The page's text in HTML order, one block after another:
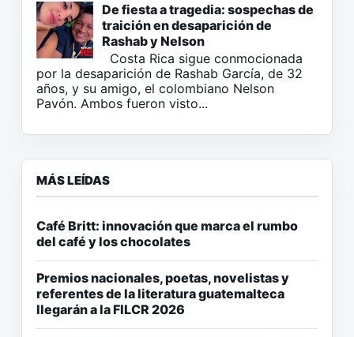
De fiesta a tragedia: sospechas de
traición en desaparición de
Rashab y Nelson
Costa Rica sigue conmocionada
por la desaparición de Rashab García, de 32
años, y su amigo, el colombiano Nelson
Pavón. Ambos fueron visto...
MÁS LEÍDAS
Café Britt: innovación que marca el rumbo
del café y los chocolates
Premios nacionales, poetas, novelistas y
referentes de la literatura guatemalteca
llegarán a la FILCR 2026